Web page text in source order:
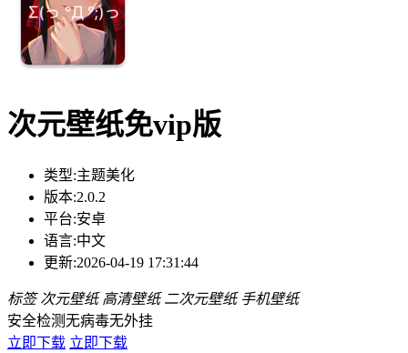
次元壁纸免vip版
类型:主题美化
版本:2.0.2
平台:安卓
语言:中文
更新:2026-04-19 17:31:44
标签 次元壁纸 高清壁纸 二次元壁纸 手机壁纸
安全检测无病毒无外挂
立即下载 立即下载